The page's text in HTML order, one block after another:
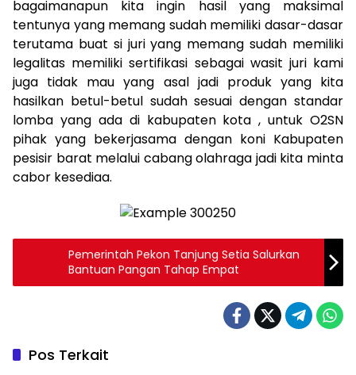
bagaimanapun kita ingin hasil yang maksimal
tentunya yang memang sudah memiliki dasar-dasar
terutama buat si juri yang memang sudah memiliki
legalitas memiliki sertifikasi sebagai wasit juri kami
juga tidak mau yang asal jadi produk yang kita
hasilkan betul-betul sudah sesuai dengan standar
lomba yang ada di kabupaten kota , untuk O2SN
pihak yang bekerjasama dengan koni Kabupaten
pesisir barat melalui cabang olahraga jadi kita minta
cabor kesediaa.
Pemerintah Pekon Tanjung Setia Salurkan
Bantuan Pangan Tahap Empat
Pos Terkait